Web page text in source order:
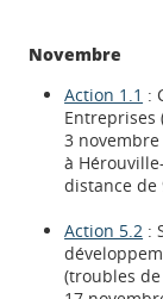
Novembre
Action 1.1 :
Entreprises
3
à
distance de
Action 5.2 :
(troubles